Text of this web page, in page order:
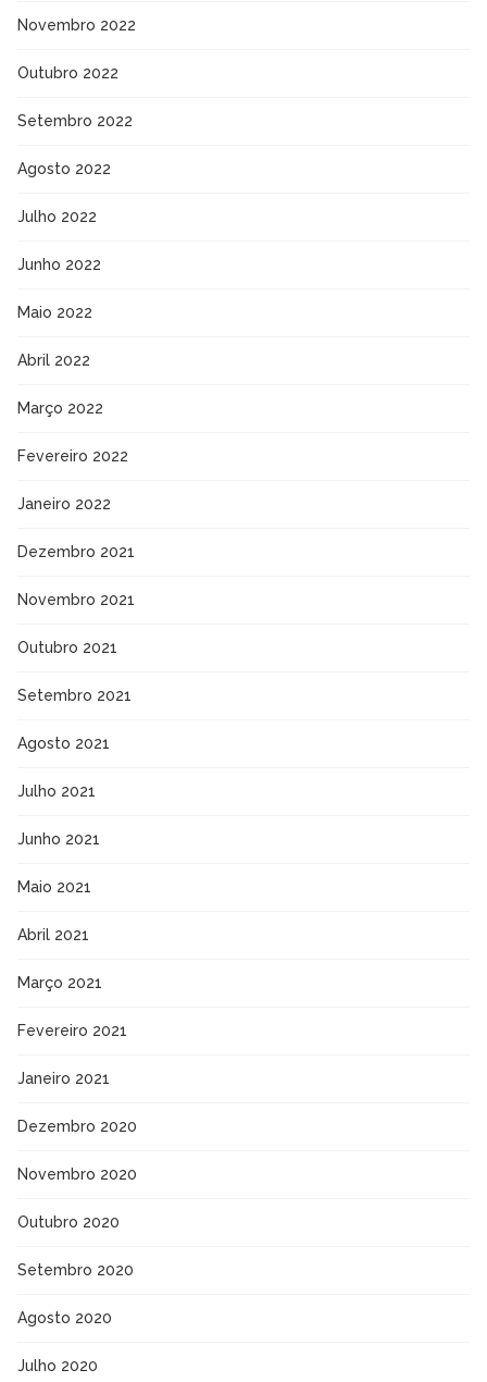
Novembro 2022
Outubro 2022
Setembro 2022
Agosto 2022
Julho 2022
Junho 2022
Maio 2022
Abril 2022
Março 2022
Fevereiro 2022
Janeiro 2022
Dezembro 2021
Novembro 2021
Outubro 2021
Setembro 2021
Agosto 2021
Julho 2021
Junho 2021
Maio 2021
Abril 2021
Março 2021
Fevereiro 2021
Janeiro 2021
Dezembro 2020
Novembro 2020
Outubro 2020
Setembro 2020
Agosto 2020
Julho 2020